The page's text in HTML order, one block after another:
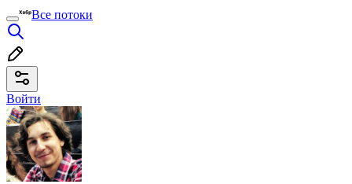
Все потоки
Войти